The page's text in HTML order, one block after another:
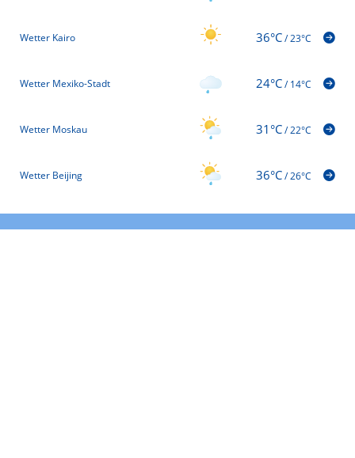
Wetter Kairo 36°C/23°C
Wetter Mexiko-Stadt 24°C/14°C
Wetter Moskau 31°C/22°C
Wetter Beijing 36°C/26°C